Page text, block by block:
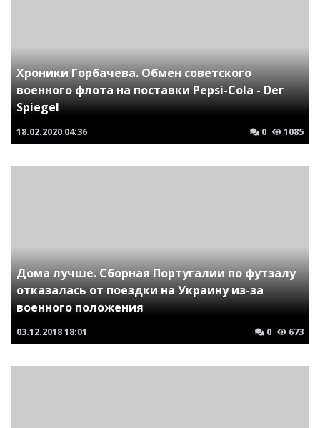
Хроники Горбачева. Обмен советского
военного флота на поставки Pepsi-Cola - Der
Spiegel
18.02.2020 04:36 0 1085
Дома лучше. Сборная Португалии по футзалу
отказалась от поездки на Украину из-за
военного положения
03.12.201818:01 0 673